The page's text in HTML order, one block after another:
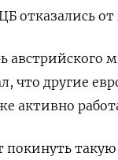
отказались
австрийского
что другие
активно
такую